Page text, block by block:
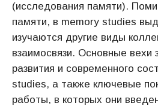
(исследования памяти).
памяти, в memory studies
изучаются другие виды
взаимосвязи. Основные вехи
развития и современного
studies, а также ключевые
работы, в которых они